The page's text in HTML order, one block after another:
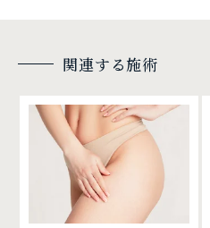
関連する施術